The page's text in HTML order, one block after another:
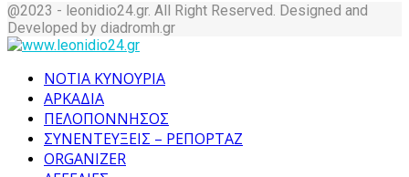
@2023 - leonidio24.gr. All Right Reserved. Designed and
Developed by diadromh.gr
ΝΟΤΙΑ ΚΥΝΟΥΡΙΑ
ΑΡΚΑΔΙΑ
ΠΕΛΟΠΟΝΝΗΣΟΣ
ΣΥΝΕΝΤΕΥΞΕΙΣ – ΡΕΠΟΡΤΑΖ
ORGANIZER